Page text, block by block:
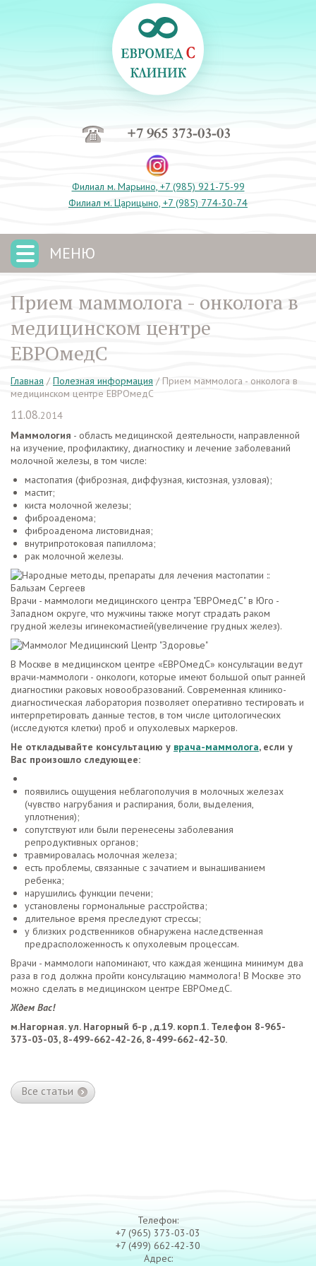
+7 965 373-03-03
Филиал м. Марьино, +7 (985) 921-75-99
Филиал м. Царицыно, +7 (985) 774-30-74
МЕНЮ
Прием маммолога - онколога в
медицинском центре
ЕВРОмедС
Главная / Полезная информация / Прием маммолога - онколога в
медицинском центре ЕВРОмедС
11.08.2014
Маммология - область медицинской деятельности, направленной
на изучение, профилактику, диагностику и лечение заболеваний
молочной железы, в том числе:
мастопатия (фиброзная, диффузная, кистозная, узловая);
мастит;
киста молочной железы;
фиброаденома;
фиброаденома листовидная;
внутрипротоковая папиллома;
рак молочной железы.
Врачи - маммологи медицинского центра "ЕВРОмедС" в Юго -
Западном округе, что мужчины также могут страдать раком
грудной железы игинекомастией(увеличение грудных желез).
В Москве в медицинском центре «ЕВРОмедС» консультации ведут
врачи-маммологи - онкологи, которые имеют большой опыт ранней
диагностики раковых новообразований. Современная клинико-
диагностическая лаборатория позволяет оперативно тестировать и
интерпретировать данные тестов, в том числе цитологических
(исследуются клетки) проб и опухолевых маркеров.
Не откладывайте консультацию у врача-маммолога, если у
Вас произошло следующее:
появились ощущения неблагополучия в молочных железах
(чувство нагрубания и распирания, боли, выделения,
уплотнения);
сопутствуют или были перенесены заболевания
репродуктивных органов;
травмировалась молочная железа;
есть проблемы, связанные с зачатием и вынашиванием
ребенка;
нарушились функции печени;
установлены гормональные расстройства;
длительное время преследуют стрессы;
у близких родственников обнаружена наследственная
предрасположенность к опухолевым процессам.
Врачи - маммологи напоминают, что каждая женщина минимум два
раза в год должна пройти консультацию маммолога! В Москве это
можно сделать в медицинском центре ЕВРОмедС.
Ждем Вас!
м.Нагорная. ул. Нагорный б-р , д.19. корп.1. Телефон 8-965-
373-03-03, 8-499-662-42-26, 8-499-662-42-30.
Все статьи
Телефон:
+7 (965) 373-03-03
+7 (499) 662-42-30
Адрес: